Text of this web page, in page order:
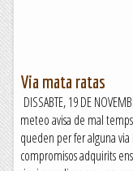
Via mata ratas
DISSABTE, 19 DE
meteo avisa de mal
queden per fer alguna
compromisos adquirits